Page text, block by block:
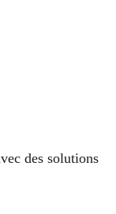
des solutions